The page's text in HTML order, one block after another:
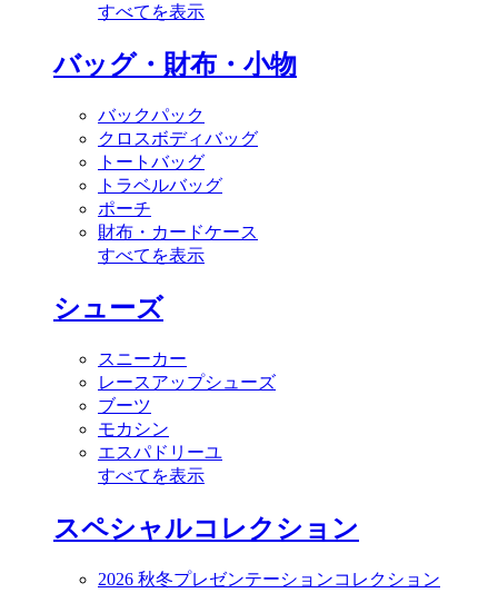
すべてを表示
バッグ・財布・小物
バックパック
クロスボディバッグ
トートバッグ
トラベルバッグ
ポーチ
財布・カードケース
すべてを表示
シューズ
スニーカー
レースアップシューズ
ブーツ
モカシン
エスパドリーユ
すべてを表示
スペシャルコレクション
2026 秋冬プレゼンテーションコレクション